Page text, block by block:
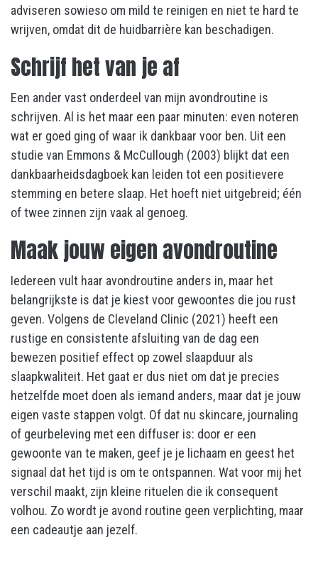
adviseren sowieso om mild te reinigen en niet te hard te
wrijven, omdat dit de huidbarrière kan beschadigen.
Schrijf het van je af
Een ander vast onderdeel van mijn avondroutine is
schrijven. Al is het maar een paar minuten: even noteren
wat er goed ging of waar ik dankbaar voor ben. Uit een
studie van Emmons & McCullough (2003) blijkt dat een
dankbaarheidsdagboek kan leiden tot een positievere
stemming en betere slaap. Het hoeft niet uitgebreid; één
of twee zinnen zijn vaak al genoeg.
Maak jouw eigen avondroutine
Iedereen vult haar avondroutine anders in, maar het
belangrijkste is dat je kiest voor gewoontes die jou rust
geven. Volgens de Cleveland Clinic (2021) heeft een
rustige en consistente afsluiting van de dag een
bewezen positief effect op zowel slaapduur als
slaapkwaliteit. Het gaat er dus niet om dat je precies
hetzelfde moet doen als iemand anders, maar dat je jouw
eigen vaste stappen volgt. Of dat nu skincare, journaling
of geurbeleving met een diffuser is: door er een
gewoonte van te maken, geef je je lichaam en geest het
signaal dat het tijd is om te ontspannen. Wat voor mij het
verschil maakt, zijn kleine rituelen die ik consequent
volhou. Zo wordt je avond routine geen verplichting, maar
een cadeautje aan jezelf.